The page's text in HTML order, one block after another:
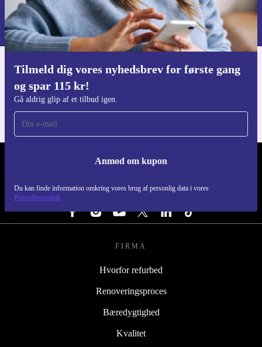
Tilmeld dig vores nyhedsbrev for første gang
og spar 115 kr!
Gå aldrig glip af et tilbud igen.
Anmod om kupon
Du kan finde information omkring vores brug af personlig data i vores
Privatlivspolitik
Du kan finde information omkring vores brug af personlig data i vores
Privatlivspolitik
Download refurbed appen
REFURBED DANMARK - RETHINK NEW.
FØLG OS
FIRMA
Hvorfor refurbed
Renoveringsproces
Bæredygtighed
Kvalitet